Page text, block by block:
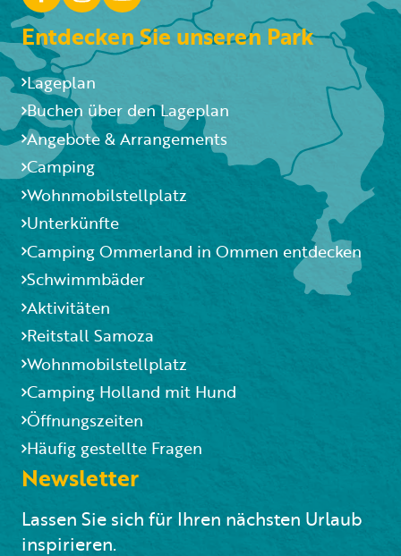
Entdecken Sie unseren Park
Lageplan
Buchen über den Lageplan
Angebote & Arrangements
Camping
Wohnmobilstellplatz
Unterkünfte
Camping Ommerland in Ommen entdecken
Schwimmbäder
Aktivitäten
Reitstall Samoza
Wohnmobilstellplatz
Camping Holland mit Hund
Öffnungszeiten
Häufig gestellte Fragen
Newsletter
Lassen Sie sich für Ihren nächsten Urlaub
inspirieren.